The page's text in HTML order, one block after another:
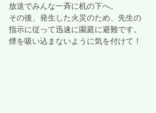
放送でみんな一斉に机の下へ。
その後、発生した火災のため、先生の
指示に従って迅速に園庭に避難です。
煙を吸い込まないように気を付けて！